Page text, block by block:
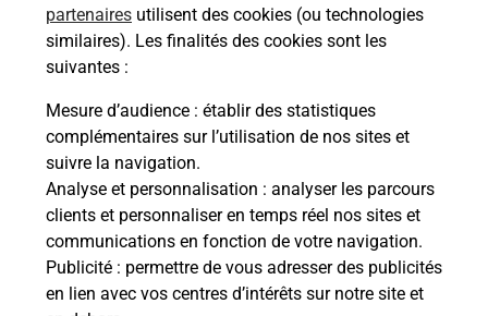
partenaires utilisent des cookies (ou technologies
similaires). Les finalités des cookies sont les
suivantes :
Mesure d’audience : établir des statistiques
complémentaires sur l’utilisation de nos sites et
suivre la navigation.
Analyse et personnalisation : analyser les parcours
clients et personnaliser en temps réel nos sites et
communications en fonction de votre navigation.
Publicité : permettre de vous adresser des publicités
en lien avec vos centres d’intérêts sur notre site et
Comment demander une
modification de livraison ?
Comment La Poste participe-t-elle
à votre sécurité au quotidien ?
Puis-je passer mon code de la route
avec La Poste et sous quelles